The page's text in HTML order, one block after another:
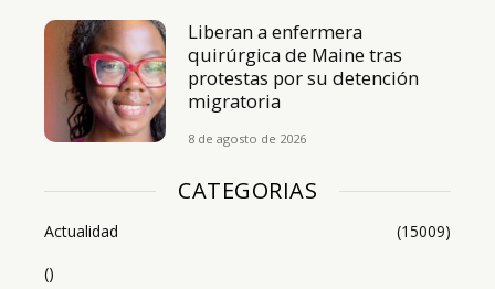
Liberan a enfermera
quirúrgica de Maine tras
protestas por su detención
migratoria
8 de agosto de 2026
CATEGORIAS
Actualidad
(15009)
()